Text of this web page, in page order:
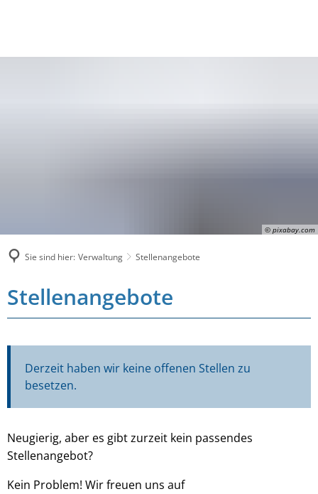
© pixabay.com
Sie sind hier: Verwaltung Stellenangebote
Stellenangebote
Derzeit haben wir keine offenen Stellen zu
besetzen.
Neugierig, aber es gibt zurzeit kein passendes
Stellenangebot?
Kein Problem! Wir freuen uns auf